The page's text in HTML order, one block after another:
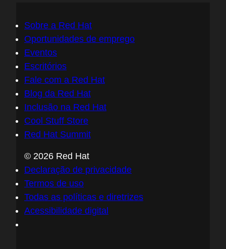
Sobre a Red Hat
Oportunidades de emprego
Eventos
Escritórios
Fale com a Red Hat
Blog da Red Hat
Inclusão na Red Hat
Cool Stuff Store
Red Hat Summit
© 2026 Red Hat
Declaração de privacidade
Termos de uso
Todas as políticas e diretrizes
Acessibilidade digital